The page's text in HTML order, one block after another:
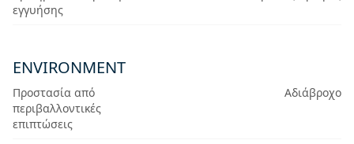
εγγυήσης
ENVIRONMENT
Προστασία από
περιβαλλοντικές
επιπτώσεις
Αδιάβροχο